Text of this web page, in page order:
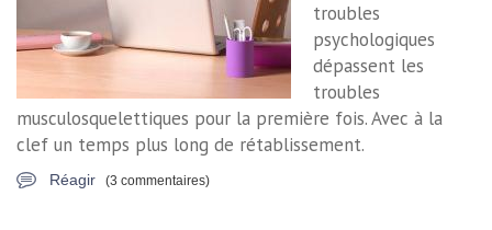
troubles
psychologiques
dépassent les
troubles
musculosquelettiques pour la première fois. Avec à la
clef un temps plus long de rétablissement.
Réagir (3 commentaires)